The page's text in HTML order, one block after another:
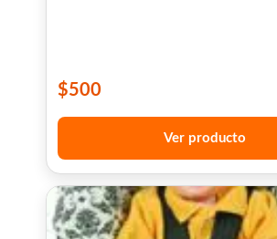
$500
Ver producto